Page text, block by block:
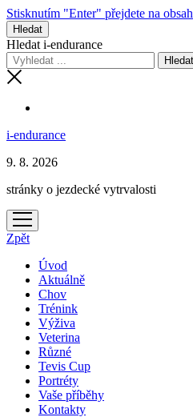
Stisknutím "Enter" přejdete na obsah
Hledat
Hledat i-endurance
i-endurance
9. 8. 2026
stránky o jezdecké vytrvalosti
otevřít
menu
Zpět
Úvod
Aktuálně
Chov
Trénink
Výživa
Veterina
Různé
Tevis Cup
Portréty
Vaše příběhy
Kontakty